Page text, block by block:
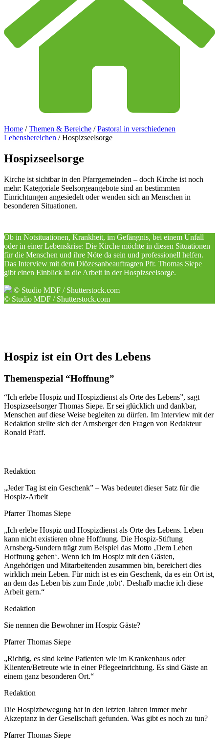
Home /Themen & Bereiche /Pastoral in verschiedenen
Lebensbereichen /Hospizseelsorge
Hospizseelsorge
Kirche ist sichtbar in den Pfarrgemeinden – doch Kirche ist noch
mehr: Kategoriale Seelsorgeangebote sind an bestimmten
Einrichtungen angesiedelt oder wenden sich an Menschen in
besonderen Situationen.
Ob in Notsituationen, Krankheit, im Gefängnis, bei einem Unfall
oder in einer Lebenskrise: Die Kirche möchte in diesen Situationen
für die Menschen und ihre Nöte da sein und professionell helfen.
Das Interview mit dem Diözesanbeauftragten Pfr. Thomas Siepe
gibt einen Einblick in die Arbeit in der Hospizseelsorge.
© Studio MDF / Shutterstock.com
© Studio MDF / Shutterstock.com
Hospiz ist ein Ort des Lebens
Themenspezial “Hoffnung”
“Ich erlebe Hospiz und Hospizdienst als Orte des Lebens”, sagt
Hospizseelsorger Thomas Siepe. Er sei glücklich und dankbar,
Menschen auf diese Weise begleiten zu dürfen. Im Interview mit der
Redaktion stellte sich der Arnsberger den Fragen von Redakteur
Ronald Pfaff.
Redaktion
„Jeder Tag ist ein Geschenk” – Was bedeutet dieser Satz für die
Hospiz-Arbeit
Pfarrer Thomas Siepe
„Ich erlebe Hospiz und Hospizdienst als Orte des Lebens. Leben
kann nicht existieren ohne Hoffnung. Die Hospiz-Stiftung
Arnsberg-Sundern trägt zum Beispiel das Motto ‚Dem Leben
Hoffnung geben‘. Wenn ich im Hospiz mit den Gästen,
Angehörigen und Mitarbeitenden zusammen bin, bereichert dies
wirklich mein Leben. Für mich ist es ein Geschenk, da es ein Ort ist,
an dem das Leben bis zum Ende ‚tobt‘. Deshalb mache ich diese
Arbeit gern.“
Redaktion
Sie nennen die Bewohner im Hospiz Gäste?
Pfarrer Thomas Siepe
„Richtig, es sind keine Patienten wie im Krankenhaus oder
Klienten/Betreute wie in einer Pflegeeinrichtung. Es sind Gäste an
einem ganz besonderen Ort.“
Redaktion
Die Hospizbewegung hat in den letzten Jahren immer mehr
Akzeptanz in der Gesellschaft gefunden. Was gibt es noch zu tun?
Pfarrer Thomas Siepe